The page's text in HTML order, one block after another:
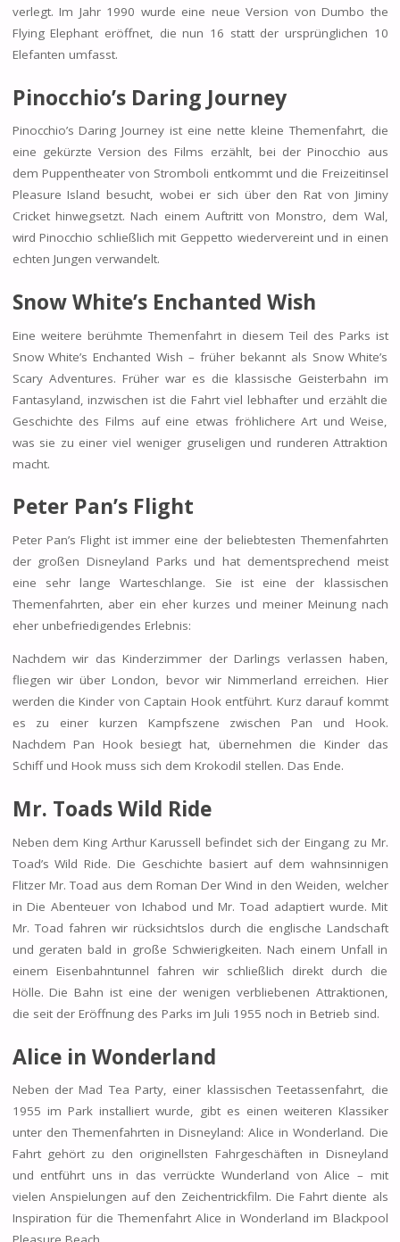
verlegt. Im Jahr 1990 wurde eine neue Version von Dumbo the
Flying Elephant eröffnet, die nun 16 statt der ursprünglichen 10
Elefanten umfasst.
Pinocchio’s Daring Journey
Pinocchio’s Daring Journey ist eine nette kleine Themenfahrt, die
eine gekürzte Version des Films erzählt, bei der Pinocchio aus
dem Puppentheater von Stromboli entkommt und die Freizeitinsel
Pleasure Island besucht, wobei er sich über den Rat von Jiminy
Cricket hinwegsetzt. Nach einem Auftritt von Monstro, dem Wal,
wird Pinocchio schließlich mit Geppetto wiedervereint und in einen
echten Jungen verwandelt.
Snow White’s Enchanted Wish
Eine weitere berühmte Themenfahrt in diesem Teil des Parks ist
Snow White’s Enchanted Wish – früher bekannt als Snow White’s
Scary Adventures. Früher war es die klassische Geisterbahn im
Fantasyland, inzwischen ist die Fahrt viel lebhafter und erzählt die
Geschichte des Films auf eine etwas fröhlichere Art und Weise,
was sie zu einer viel weniger gruseligen und runderen Attraktion
macht.
Peter Pan’s Flight
Peter Pan’s Flight ist immer eine der beliebtesten Themenfahrten
der großen Disneyland Parks und hat dementsprechend meist
eine sehr lange Warteschlange. Sie ist eine der klassischen
Themenfahrten, aber ein eher kurzes und meiner Meinung nach
eher unbefriedigendes Erlebnis:
Nachdem wir das Kinderzimmer der Darlings verlassen haben,
fliegen wir über London, bevor wir Nimmerland erreichen. Hier
werden die Kinder von Captain Hook entführt. Kurz darauf kommt
es zu einer kurzen Kampfszene zwischen Pan und Hook.
Nachdem Pan Hook besiegt hat, übernehmen die Kinder das
Schiff und Hook muss sich dem Krokodil stellen. Das Ende.
Mr. Toads Wild Ride
Neben dem King Arthur Karussell befindet sich der Eingang zu Mr.
Toad’s Wild Ride. Die Geschichte basiert auf dem wahnsinnigen
Flitzer Mr. Toad aus dem Roman Der Wind in den Weiden, welcher
in Die Abenteuer von Ichabod und Mr. Toad adaptiert wurde. Mit
Mr. Toad fahren wir rücksichtslos durch die englische Landschaft
und geraten bald in große Schwierigkeiten. Nach einem Unfall in
einem Eisenbahntunnel fahren wir schließlich direkt durch die
Hölle. Die Bahn ist eine der wenigen verbliebenen Attraktionen,
die seit der Eröffnung des Parks im Juli 1955 noch in Betrieb sind.
Alice in Wonderland
Neben der Mad Tea Party, einer klassischen Teetassenfahrt, die
1955 im Park installiert wurde, gibt es einen weiteren Klassiker
unter den Themenfahrten in Disneyland: Alice in Wonderland. Die
Fahrt gehört zu den originellsten Fahrgeschäften in Disneyland
und entführt uns in das verrückte Wunderland von Alice – mit
vielen Anspielungen auf den Zeichentrickfilm. Die Fahrt diente als
Inspiration für die Themenfahrt Alice in Wonderland im Blackpool